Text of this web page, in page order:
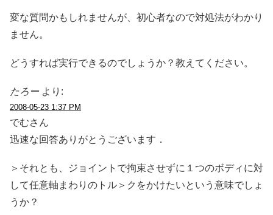
変な質問かもしれませんが、初心者なので対処法がわかり
ません。
どうすれば実行できるのでしょうか？教えてください。
たろー より:
2008-05-23 1:37 PM
でむさん
迅速な回答ありがとうございます．
＞それとも、ジョイントで拘束させずに１つのボディに対
して任意軸まわりのトル＞クをかけたいという意味でしょ
うか？